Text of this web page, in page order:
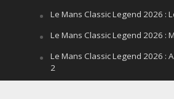
Le Mans Classic Legend 2026 :
Le Mans Classic Legend 2026 :
Le Mans Classic Legend 2026 :
2